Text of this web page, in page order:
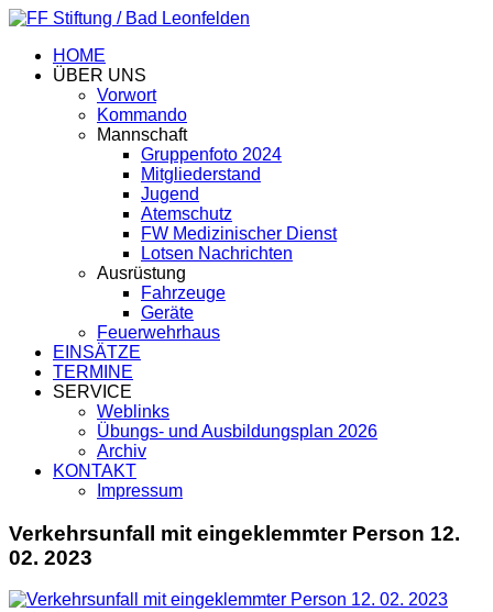
HOME
ÜBER UNS
Vorwort
Kommando
Mannschaft
Gruppenfoto 2024
Mitgliederstand
Jugend
Atemschutz
FW Medizinischer Dienst
Lotsen Nachrichten
Ausrüstung
Fahrzeuge
Geräte
Feuerwehrhaus
EINSÄTZE
TERMINE
SERVICE
Weblinks
Übungs- und Ausbildungsplan 2026
Archiv
KONTAKT
Impressum
Verkehrsunfall mit eingeklemmter Person 12.
02. 2023